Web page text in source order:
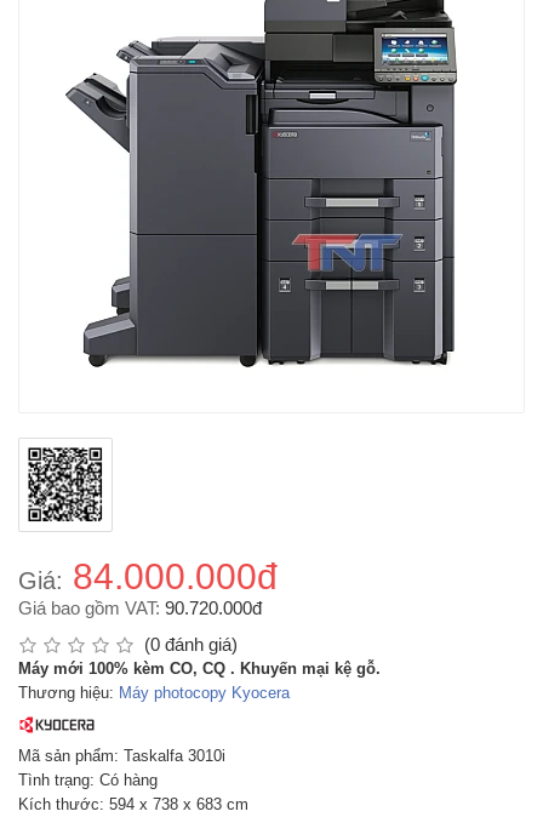
Giá: 84.000.000đ
Giá bao gồm VAT: 90.720.000đ
(0 đánh giá)
Máy mới 100% kèm CO, CQ . Khuyến mại kệ gỗ.
Thương hiệu: Máy photocopy Kyocera
Mã sản phẩm: Taskalfa 3010i
Tình trạng: Có hàng
Kích thước: 594 x 738 x 683 cm